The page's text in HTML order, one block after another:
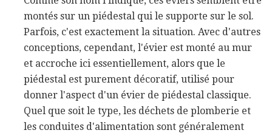
montés sur un piédestal qui le supporte sur le sol.
Parfois, c'est exactement la situation. Avec d'autres
conceptions, cependant, l'évier est monté au mur
et accroche ici essentiellement, alors que le
piédestal est purement décoratif, utilisé pour
donner l'aspect d'un évier de piédestal classique.
Quel que soit le type, les déchets de plomberie et
les conduites d'alimentation sont généralement